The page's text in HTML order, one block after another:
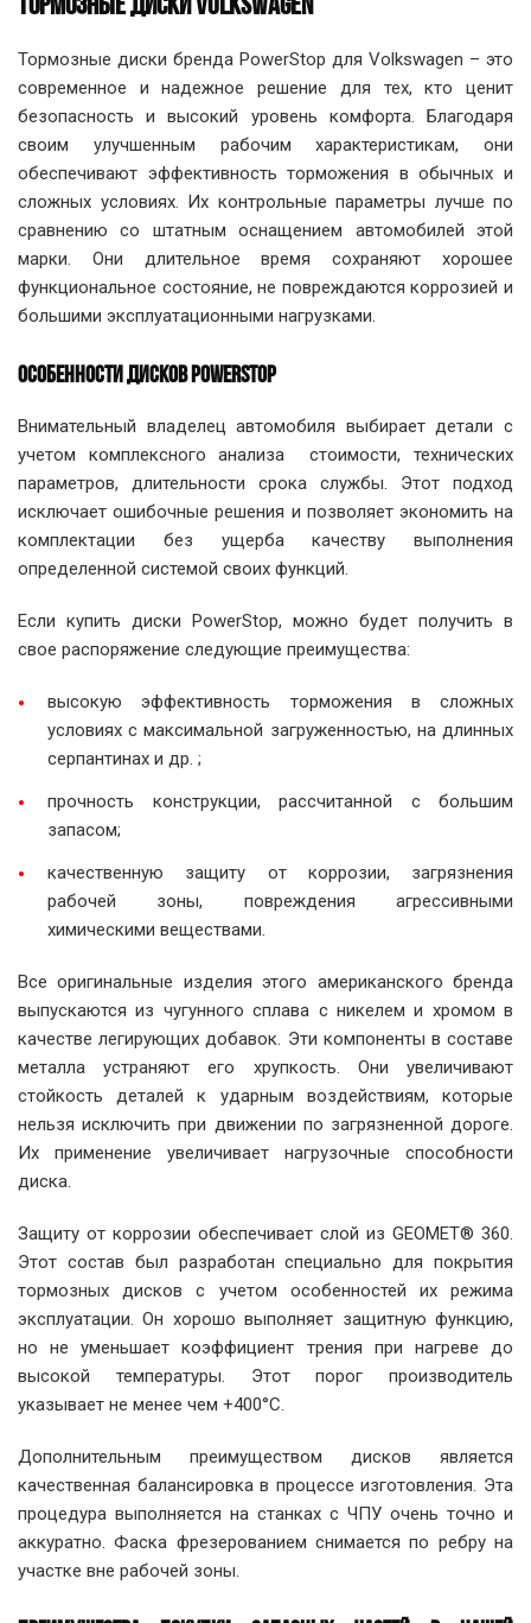
Тормозные диски бренда PowerStop для Volkswagen – это
современное и надежное решение для тех, кто ценит
безопасность и высокий уровень комфорта. Благодаря
своим улучшенным рабочим характеристикам, они
обеспечивают эффективность торможения в обычных и
сложных условиях. Их контрольные параметры лучше по
сравнению со штатным оснащением автомобилей этой
марки. Они длительное время сохраняют хорошее
функциональное состояние, не повреждаются коррозией и
большими эксплуатационными нагрузками.
ОСОБЕННОСТИ ДИСКОВ POWERSTOP
Внимательный владелец автомобиля выбирает детали с
учетом комплексного анализа стоимости, технических
параметров, длительности срока службы. Этот подход
исключает ошибочные решения и позволяет экономить на
комплектации без ущерба качеству выполнения
определенной системой своих функций.
Если купить диски PowerStop, можно будет получить в
свое распоряжение следующие преимущества:
высокую эффективность торможения в сложных
условиях с максимальной загруженностью, на длинных
серпантинах и др. ;
прочность конструкции, рассчитанной с большим
запасом;
качественную защиту от коррозии, загрязнения
рабочей зоны, повреждения агрессивными
химическими веществами.
Все оригинальные изделия этого американского бренда
выпускаются из чугунного сплава с никелем и хромом в
качестве легирующих добавок. Эти компоненты в составе
металла устраняют его хрупкость. Они увеличивают
стойкость деталей к ударным воздействиям, которые
нельзя исключить при движении по загрязненной дороге.
Их применение увеличивает нагрузочные способности
диска.
Защиту от коррозии обеспечивает слой из GEOMET® 360.
Этот состав был разработан специально для покрытия
тормозных дисков с учетом особенностей их режима
эксплуатации. Он хорошо выполняет защитную функцию,
но не уменьшает коэффициент трения при нагреве до
высокой температуры. Этот порог производитель
указывает не менее чем +400°C.
Дополнительным преимуществом дисков является
качественная балансировка в процессе изготовления. Эта
процедура выполняется на станках с ЧПУ очень точно и
аккуратно. Фаска фрезерованием снимается по ребру на
участке вне рабочей зоны.